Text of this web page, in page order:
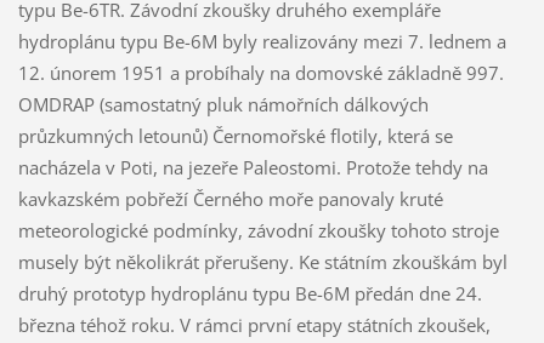
typu Be-6TR. Závodní zkoušky druhého exempláře
hydroplánu typu Be-6M byly realizovány mezi 7. lednem a
12. únorem 1951 a probíhaly na domovské základně 997.
OMDRAP (samostatný pluk námořních dálkových
průzkumných letounů) Černomořské flotily, která se
nacházela v Poti, na jezeře Paleostomi. Protože tehdy na
kavkazském pobřeží Černého moře panovaly kruté
meteorologické podmínky, závodní zkoušky tohoto stroje
musely být několikrát přerušeny. Ke státním zkouškám byl
druhý prototyp hydroplánu typu Be-6M předán dne 24.
března téhož roku. V rámci první etapy státních zkoušek,